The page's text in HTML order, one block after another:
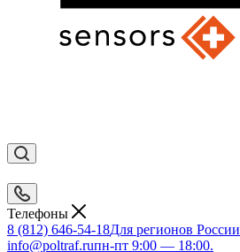
Телефоны
8 (812) 646-54-18Для регионов России
info@poltraf.ruпн-пт 9:00 — 18:00.